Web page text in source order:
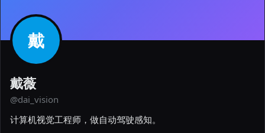
戴
戴薇
@dai_vision
计算机视觉工程师，做自动驾驶感知。